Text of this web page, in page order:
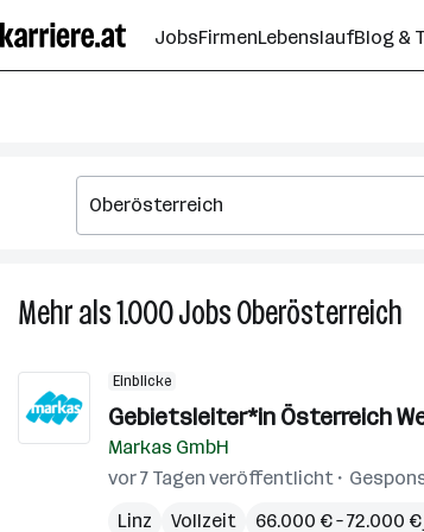
Seiteninhalt
springen
JobsFirmenLebenslaufBlog &
Mehr als 1.000JobsOberösterreich
in
Einblicke
Gebietsleiter*in Österreich
Markas GmbH
vor 7 Tagen veröffentlicht
Linz
Vollzeit 66.000 € – 72.000